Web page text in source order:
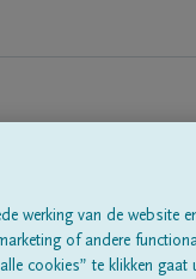
te
werking van de website
of andere
cookies” te klikken gaat